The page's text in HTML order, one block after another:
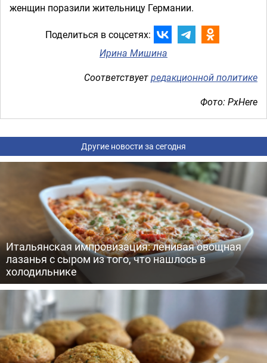
женщин поразили жительницу Германии.
Поделиться в соцсетях:
Ирина Мишина
Соответствуетредакционной политике
Фото: PxHere
Другие новости за сегодня
Итальянская импровизация: ленивая овощная
лазанья с сыром из того, что нашлось в
холодильнике